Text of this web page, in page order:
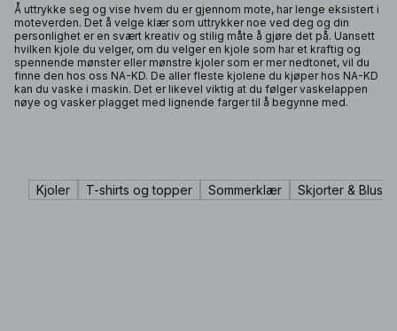
Å uttrykke seg og vise hvem du er gjennom mote, har lenge eksistert i
moteverden. Det å velge klær som uttrykker noe ved deg og din
personlighet er en svært kreativ og stilig måte å gjøre det på. Uansett
hvilken kjole du velger, om du velger en kjole som har et kraftig og
spennende mønster eller mønstre kjoler som er mer nedtonet, vil du
finne den hos oss NA-KD. De aller fleste kjolene du kjøper hos NA-KD
kan du vaske i maskin. Det er likevel viktig at du følger vaskelappen
nøye og vasker plagget med lignende farger til å begynne med.
Kjoler T-shirts og topper Sommerklær Skjorter & Bluser